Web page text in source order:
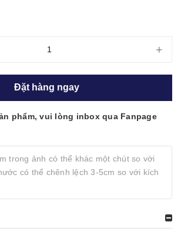
+
Đặt hàng ngay
phẩm, vui lòng inbox qua Fanpage
trong ảnh có thể khác một chút so với
có thể chênh lệch 3-5cm so với kích